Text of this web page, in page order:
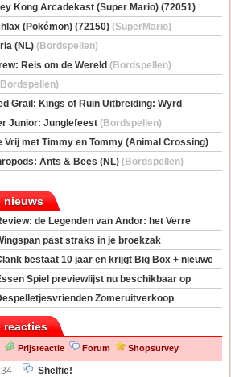
Kong Arcadekast (Super Mario) (72051)
(Pokémon) (72150) (SuperMario)
(NL) (Bordspellen)
Reis om de Wereld (Bordspellen)
Grail: Kings of Ruin Uitbreiding: Wyrd
(Bordspellen)
Junior: Junglefeest (Bordspellen)
Vrij met Timmy en Tommy (Animal Crossing)
Ants & Bees (NL) (Bordspellen)
nieuws
de Legenden van Andor: het Verre
past straks in je broekzak
bestaat 10 jaar en krijgt Big Box + nieuwe
Spiel previewlijst nu beschikbaar op
Zomeruitverkoop
reacties
Prijsreactie Forum Shopsurvey
Shelfie!